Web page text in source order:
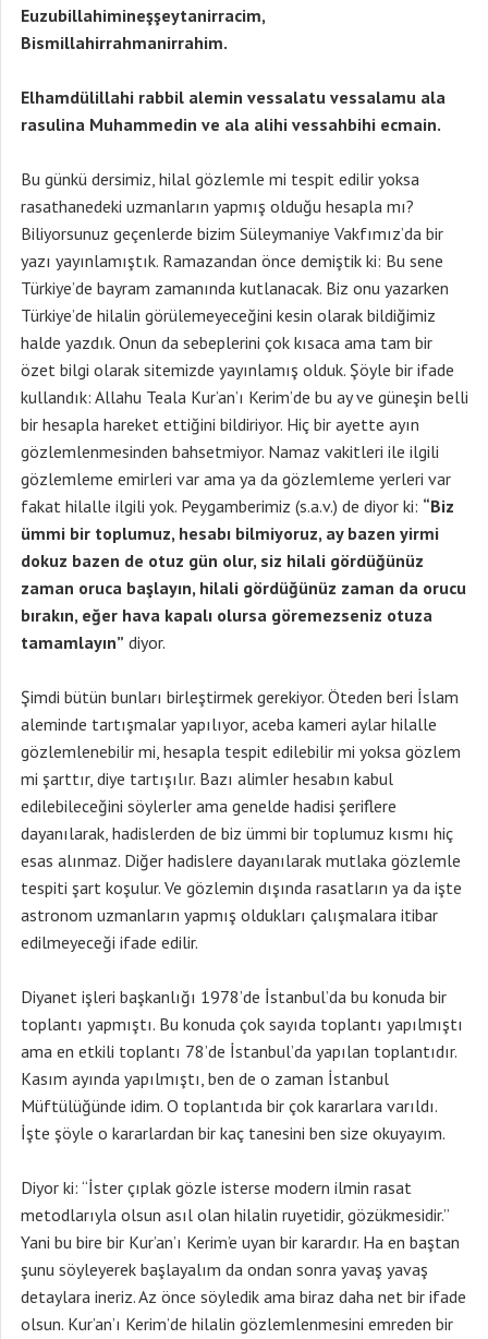
Euzubillahimineşşeytanirracim,
Bismillahirrahmanirrahim.
Elhamdülillahi rabbil alemin vessalatu vessalamu ala
rasulina Muhammedin ve ala alihi vessahbihi ecmain.
Bu günkü dersimiz, hilal gözlemle mi tespit edilir yoksa
rasathanedeki uzmanların yapmış olduğu hesapla mı?
Biliyorsunuz geçenlerde bizim Süleymaniye Vakfımız’da bir
yazı yayınlamıştık. Ramazandan önce demiştik ki: Bu sene
Türkiye’de bayram zamanında kutlanacak. Biz onu yazarken
Türkiye’de hilalin görülemeyeceğini kesin olarak bildiğimiz
halde yazdık. Onun da sebeplerini çok kısaca ama tam bir
özet bilgi olarak sitemizde yayınlamış olduk. Şöyle bir ifade
kullandık: Allahu Teala Kur’an’ı Kerim’de bu ay ve güneşin belli
bir hesapla hareket ettiğini bildiriyor. Hiç bir ayette ayın
gözlemlenmesinden bahsetmiyor. Namaz vakitleri ile ilgili
gözlemleme emirleri var ama ya da gözlemleme yerleri var
fakat hilalle ilgili yok. Peygamberimiz (s.a.v.) de diyor ki: “Biz
ümmi bir toplumuz, hesabı bilmiyoruz, ay bazen yirmi
dokuz bazen de otuz gün olur, siz hilali gördüğünüz
zaman oruca başlayın, hilali gördüğünüz zaman da orucu
bırakın, eğer hava kapalı olursa göremezseniz otuza
tamamlayın” diyor.
Şimdi bütün bunları birleştirmek gerekiyor. Öteden beri İslam
aleminde tartışmalar yapılıyor, aceba kameri aylar hilalle
gözlemlenebilir mi, hesapla tespit edilebilir mi yoksa gözlem
mi şarttır, diye tartışılır. Bazı alimler hesabın kabul
edilebileceğini söylerler ama genelde hadisi şeriflere
dayanılarak, hadislerden de biz ümmi bir toplumuz kısmı hiç
esas alınmaz. Diğer hadislere dayanılarak mutlaka gözlemle
tespiti şart koşulur. Ve gözlemin dışında rasatların ya da işte
astronom uzmanların yapmış oldukları çalışmalara itibar
edilmeyeceği ifade edilir.
Diyanet işleri başkanlığı 1978’de İstanbul’da bu konuda bir
toplantı yapmıştı. Bu konuda çok sayıda toplantı yapılmıştı
ama en etkili toplantı 78’de İstanbul’da yapılan toplantıdır.
Kasım ayında yapılmıştı, ben de o zaman İstanbul
Müftülüğünde idim. O toplantıda bir çok kararlara varıldı.
İşte şöyle o kararlardan bir kaç tanesini ben size okuyayım.
Diyor ki: “İster çıplak gözle isterse modern ilmin rasat
metodlarıyla olsun asıl olan hilalin ruyetidir, gözükmesidir.”
Yani bu bire bir Kur’an’ı Kerim’e uyan bir karardır. Ha en baştan
şunu söyleyerek başlayalım da ondan sonra yavaş yavaş
detaylara ineriz. Az önce söyledik ama biraz daha net bir ifade
olsun. Kur’an’ı Kerim’de hilalin gözlemlenmesini emreden bir